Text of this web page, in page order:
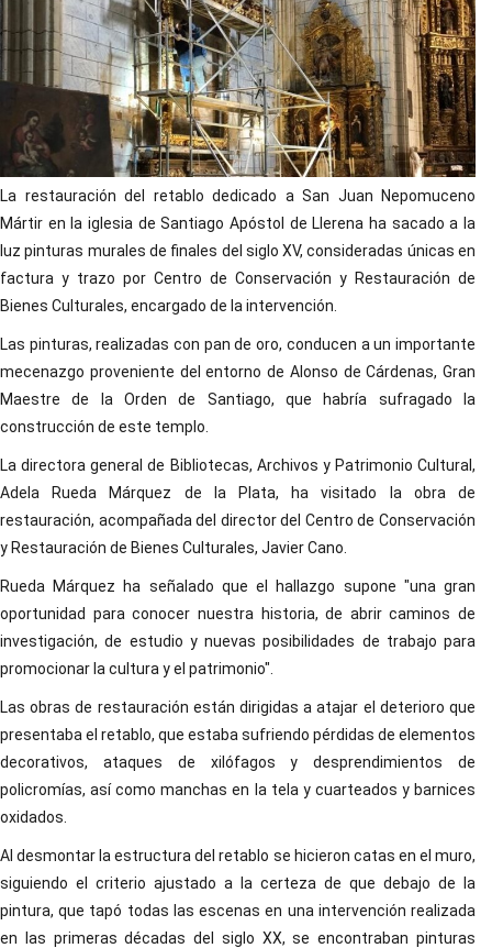
La restauración del retablo dedicado a San Juan Nepomuceno
Mártir en la iglesia de Santiago Apóstol de Llerena ha sacado a la
luz pinturas murales de finales del siglo XV, consideradas únicas en
factura y trazo por Centro de Conservación y Restauración de
Bienes Culturales, encargado de la intervención.
Las pinturas, realizadas con pan de oro, conducen a un importante
mecenazgo proveniente del entorno de Alonso de Cárdenas, Gran
Maestre de la Orden de Santiago, que habría sufragado la
construcción de este templo.
La directora general de Bibliotecas, Archivos y Patrimonio Cultural,
Adela Rueda Márquez de la Plata, ha visitado la obra de
restauración, acompañada del director del Centro de Conservación
y Restauración de Bienes Culturales, Javier Cano.
Rueda Márquez ha señalado que el hallazgo supone "una gran
oportunidad para conocer nuestra historia, de abrir caminos de
investigación, de estudio y nuevas posibilidades de trabajo para
promocionar la cultura y el patrimonio".
Las obras de restauración están dirigidas a atajar el deterioro que
presentaba el retablo, que estaba sufriendo pérdidas de elementos
decorativos, ataques de xilófagos y desprendimientos de
policromías, así como manchas en la tela y cuarteados y barnices
oxidados.
Al desmontar la estructura del retablo se hicieron catas en el muro,
siguiendo el criterio ajustado a la certeza de que debajo de la
pintura, que tapó todas las escenas en una intervención realizada
en las primeras décadas del siglo XX, se encontraban pinturas